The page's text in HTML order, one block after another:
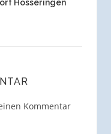
Hösseringen
Kommentar